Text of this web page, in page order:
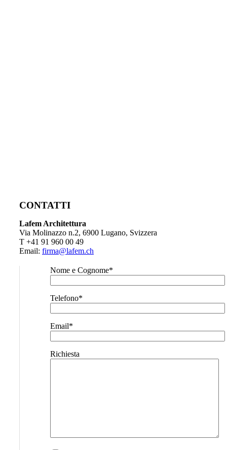
CONTATTI
Lafem Architettura
Via Molinazzo n.2, 6900 Lugano, Svizzera
T +41 91 960 00 49
Email: firma@lafem.ch
Nome e Cognome*
Telefono*
Email*
Richiesta